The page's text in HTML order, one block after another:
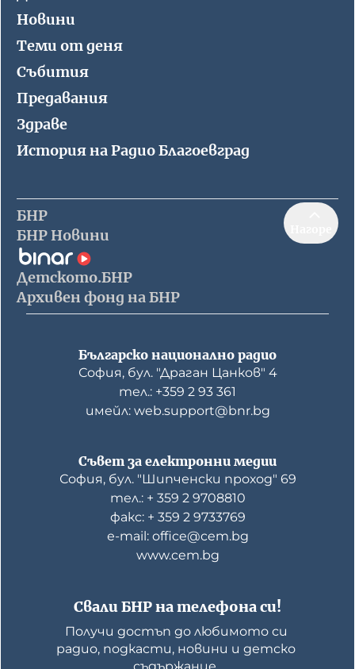
Новини
Теми от деня
Събития
Предавания
Здраве
История на Радио Благоевград
БНР
БНР Новини
Детското.БНР
Архивен фонд на БНР
Българско национално радио
София, бул. "Драган Цанков" 4
тел.: +359 2 93 361
имейл: web.support@bnr.bg
Свали БНР на телефона си!
Получи достъп до любимото си
радио, подкасти, новини и детско
Съвет за електронни медии
София, бул. "Шипченски проход" 69
тел.: + 359 2 9708810
факс: + 359 2 9733769
е-mail: office@cem.bg
www.cem.bg